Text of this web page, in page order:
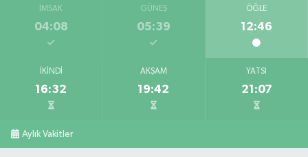
İMSAK
04:08
GÜNEŞ
05:39
ÖĞLE
12:46
İKINDI
16:32
AKŞAM
19:42
YATSI
21:07
Aylık Vakitler